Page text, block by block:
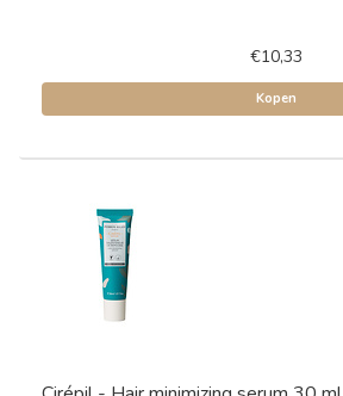
€10,33
Kopen